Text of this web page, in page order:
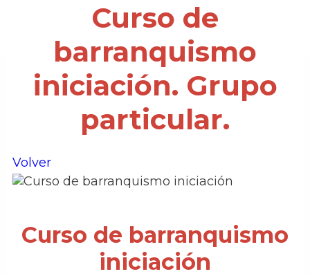
Curso de
barranquismo
iniciación. Grupo
particular.
Volver
Curso de barranquismo
iniciación